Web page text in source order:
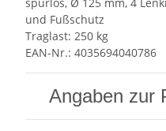
und Fußschutz
Traglast: 250 kg
EAN-Nr.: 4035694040786
Angaben zur